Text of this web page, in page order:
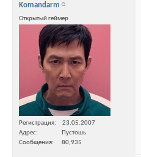
Komandarm
Открытый геймер
Регистрация
23.05.2007
Адрес
Пустошь
Сообщения
80,935